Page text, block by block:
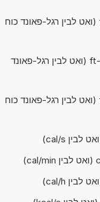
מחשבון: להמיר בין W לבין ft-lb/s (ואט לבין רגל-פאונד כוח
מחשבון: להמיר בין W לבין ft-lb/min (ואט לבין רגל-פאונד
מחשבון: להמיר בין W לבין ft-lb/h (ואט לבין רגל-פאונד כוח